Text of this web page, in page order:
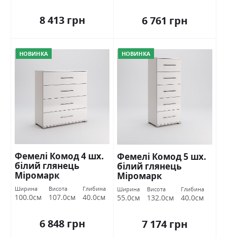
8 413 грн 6 761 грн
НОВИНКА
Фемелі Комод 4 шх.
білий глянець
Міромарк
Ширина
100.0см
Висота
107.0см
Глибина
40.0см
6 848 грн
НОВИНКА
Фемелі Комод 5 шх.
білий глянець
Міромарк
Ширина
55.0см
Висота
132.0см
Глибина
40.0см
7 174 грн